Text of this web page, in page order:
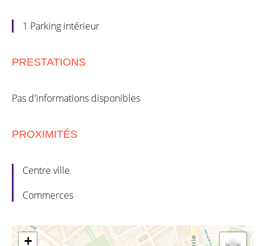
1 Parking intérieur
PRESTATIONS
Pas d'informations disponibles
PROXIMITÉS
Centre ville
Commerces
+